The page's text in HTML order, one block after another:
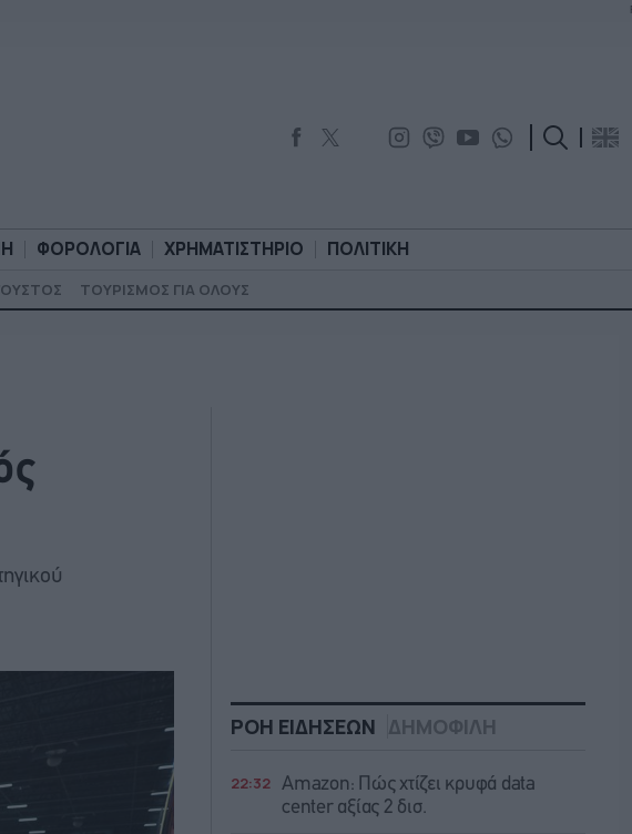
ΦΟΡΟΛΟΓΙΑ ΧΡΗΜΑΤΙΣΤΗΡΙΟ ΠΟΛΙΤΙΚΗ
ΤΟΥΡΙΣΜΟΣ ΓΙΑ ΟΛΟΥΣ
ΡΟΗ ΕΙΔΗΣΕΩΝ ΔΗΜΟΦΙΛΗ
22:32 Amazon: Πώς χτίζει κρυφά data
center αξίας 2 δισ.